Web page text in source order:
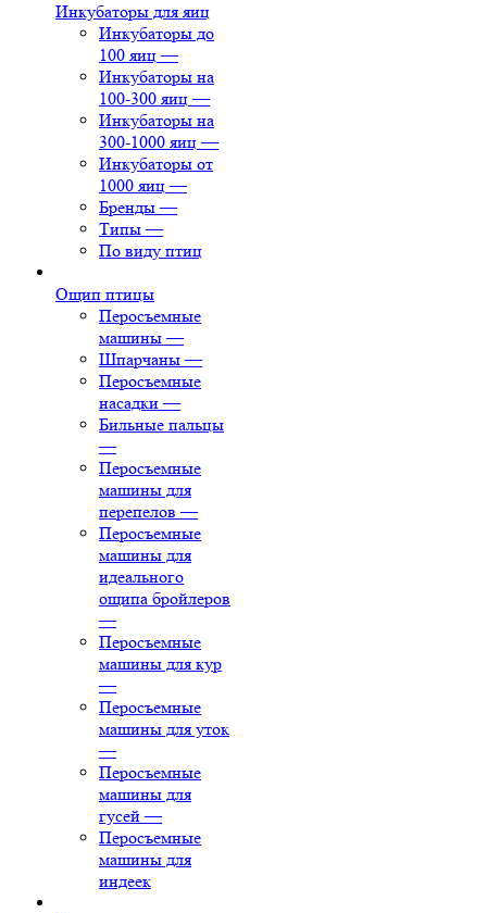
Инкубаторы для яиц
Инкубаторы до
100 яиц —
Инкубаторы на
100-300 яиц —
Инкубаторы на
300-1000 яиц —
Инкубаторы от
1000 яиц —
Бренды —
Типы —
По виду птиц
Ощип птицы
Перосъемные
машины —
Шпарчаны —
Перосъемные
насадки —
Бильные пальцы
—
Перосъемные
машины для
перепелов —
Перосъемные
машины для
идеального
ощипа бройлеров
—
Перосъемные
машины для кур
—
Перосъемные
машины для уток
—
Перосъемные
машины для
гусей —
Перосъемные
машины для
индеек